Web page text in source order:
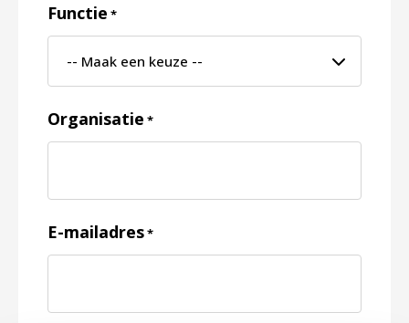
Functie *
Organisatie *
E-mailadres*